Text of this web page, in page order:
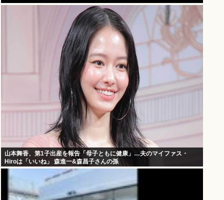
山本舞香、第1子出産を報告「母子ともに健康」…夫のマイファス・
Hiroは「いいね」 森進一&森昌子さんの孫